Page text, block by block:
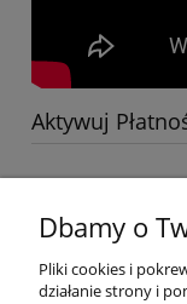
Aktywuj
Dbamy o
Pliki cookies i
działanie strony i